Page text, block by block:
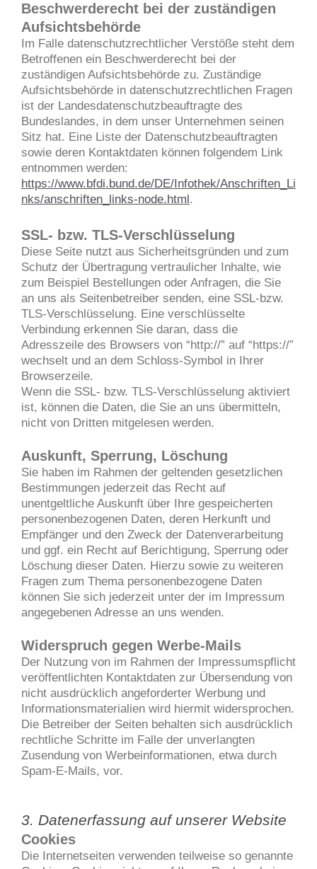
Beschwerderecht bei der zuständigen
Aufsichtsbehörde
Im Falle datenschutzrechtlicher Verstöße steht dem
Betroffenen ein Beschwerderecht bei der
zuständigen Aufsichtsbehörde zu. Zuständige
Aufsichtsbehörde in datenschutzrechtlichen Fragen
ist der Landesdatenschutzbeauftragte des
Bundeslandes, in dem unser Unternehmen seinen
Sitz hat. Eine Liste der Datenschutzbeauftragten
sowie deren Kontaktdaten können folgendem Link
entnommen werden:
https://www.bfdi.bund.de/DE/Infothek/Anschriften_Li
nks/anschriften_links-node.html.
SSL- bzw. TLS-Verschlüsselung
Diese Seite nutzt aus Sicherheitsgründen und zum
Schutz der Übertragung vertraulicher Inhalte, wie
zum Beispiel Bestellungen oder Anfragen, die Sie
an uns als Seitenbetreiber senden, eine SSL-bzw.
TLS-Verschlüsselung. Eine verschlüsselte
Verbindung erkennen Sie daran, dass die
Adresszeile des Browsers von “http://” auf “https://”
wechselt und an dem Schloss-Symbol in Ihrer
Browserzeile.
Wenn die SSL- bzw. TLS-Verschlüsselung aktiviert
ist, können die Daten, die Sie an uns übermitteln,
nicht von Dritten mitgelesen werden.
Auskunft, Sperrung, Löschung
Sie haben im Rahmen der geltenden gesetzlichen
Bestimmungen jederzeit das Recht auf
unentgeltliche Auskunft über Ihre gespeicherten
personenbezogenen Daten, deren Herkunft und
Empfänger und den Zweck der Datenverarbeitung
und ggf. ein Recht auf Berichtigung, Sperrung oder
Löschung dieser Daten. Hierzu sowie zu weiteren
Fragen zum Thema personenbezogene Daten
können Sie sich jederzeit unter der im Impressum
angegebenen Adresse an uns wenden.
Widerspruch gegen Werbe-Mails
Der Nutzung von im Rahmen der Impressumspflicht
veröffentlichten Kontaktdaten zur Übersendung von
nicht ausdrücklich angeforderter Werbung und
Informationsmaterialien wird hiermit widersprochen.
Die Betreiber der Seiten behalten sich ausdrücklich
rechtliche Schritte im Falle der unverlangten
Zusendung von Werbeinformationen, etwa durch
Spam-E-Mails, vor.
3. Datenerfassung auf unserer Website
Cookies
Die Internetseiten verwenden teilweise so genannte